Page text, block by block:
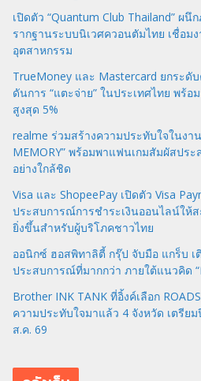
เปิดตัว “Quantum Club Thailand” ผนึ
รากฐานระบบนิเวศควอนตัมไทย เชื่อม
อุตสาหกรรม
TrueMoney และ Mastercard ยกระดั
ดันการ “แตะจ่าย” ในประเทศไทย พร้
สูงสุด 5%
realme ร่วมสร้างความประทับใจในงา
MEMORY” พร้อมพาแฟนเกมสัมผัสปร
อย่างใกล้ชิด
Visa และ ShopeePay เปิดตัว Visa
ประสบการณ์การชำระเงินออนไลน์ให้
ยิ่งขึ้นสำหรับผู้บริโภคชาวไทย
ออนิกซ์ ฮอสพิทาลิตี้ กรุ๊ป จับมือ แกร็บ เ
ประสบการณ์ที่มากกว่า ภายใต้แนวคิด
Brother INK TANK ที่อิ้งค์เลือก
ความประทับใจมาแล้ว 4 จังหวัด เตรีย
ส.ค. 69